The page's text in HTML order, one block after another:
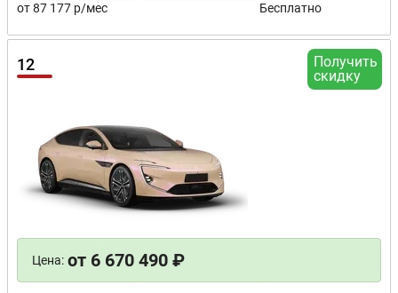
от 87 177 р/мес Бесплатно
Получить
скидку
12
Цена: от 6 670 490 ₽